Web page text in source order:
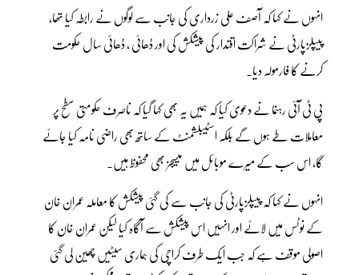
انہوں نے کہا کہ آصف علی زرداری کی جانب سے لوگوں نے رابطہ کیا تھا،
پیپلزپارٹی نے شراکت اقتدار کی پیشکش کی اور ڈھائی ، ڈھائی سال حکومت
کرنے کا فارمولہ دیا۔
پی ٹی آئی رہنما نے دعویٰ کیا کہ ہمیں یہ بھی کہا گیا کہ ناصرف حکومتی سطح پر
معاملات طے ہوں گے بلکہ اسٹیبلشمنٹ کے ساتھ بھی راضی نامہ کیا جائے
گا، اس سب کے میرے موبائل میں میسیجز بھی محفوظ ہیں۔
انہوں نے کہا کہ پیپلزپارٹی کی جانب سے کی گئی پیشکش کا معاملہ عمران خان
کے نوٹس میں لائے اور انہیں اس پیشکش سے آگاہ کیا لیکن عمران خان کا
اصولی موقف ہے کہ جب ایک طرف کراچی کی ہماری سیٹیں چھین لی گئی